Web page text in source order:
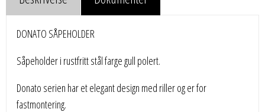
DONATO SÅPEHOLDER
Såpeholder i rustfritt stål farge gull polert.
Donato serien har et elegant design med riller og er for
fastmontering.